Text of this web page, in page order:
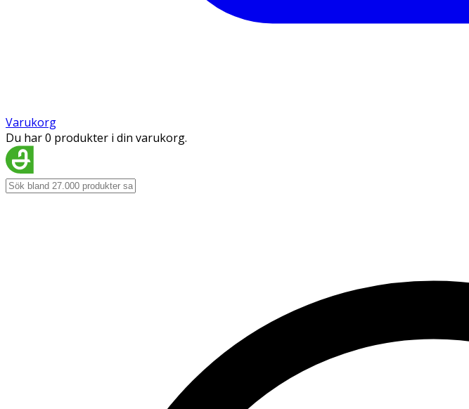
Varukorg
Du har 0 produkter i din varukorg.